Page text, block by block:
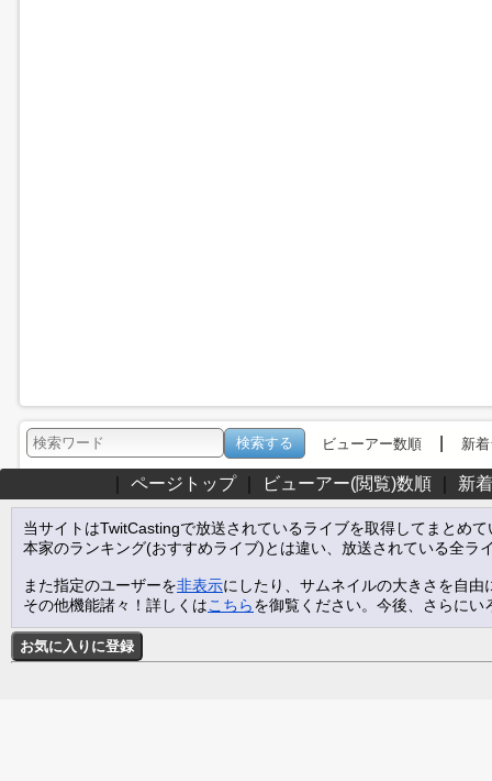
ビューアー数順| 新
ページトップ｜ ビューアー(閲覧)数順｜ 新
当サイトはTwitCastingで放送されているライブを取得してまとめ
本家のランキング(おすすめライブ)とは違い、放送されている全ラ
また指定のユーザーを非表示にしたり、サムネイルの大きさを自
その他機能諸々！詳しくはこちらを御覧ください。今後、さらに